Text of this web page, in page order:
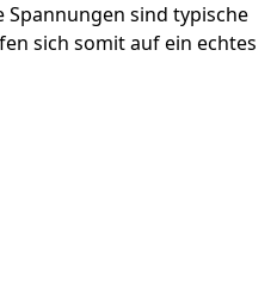
sind typische
sich somit auf ein echtes